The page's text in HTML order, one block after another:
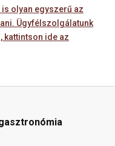
olyan egyszerű az
Ügyfélszolgálatunk
kattintson ide az